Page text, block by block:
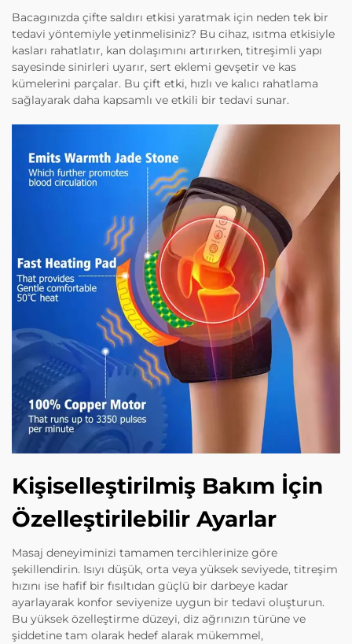
Bacagınızda çifte saldırı etkisi yaratmak için neden tek bir
tedavi yöntemiyle yetinmelisiniz? Bu cihaz, ısıtma etkisiyle
kasları rahatlatır, kan dolaşımını artırırken, titreşimli yapı
sayesinde sinirleri uyarır, sert eklemi gevşetir ve kas
kümelerini parçalar. Bu çift etki, hızlı ve kalıcı rahatlama
sağlayarak daha kapsamlı ve etkili bir tedavi sunar.
Kişiselleştirilmiş Bakım İçin
Özelleştirilebilir Ayarlar
Masaj deneyiminizi tamamen tercihlerinize göre
şekillendirin. Isıyı düşük, orta veya yüksek seviyede, titreşim
hızını ise hafif bir fısıltıdan güçlü bir darbeye kadar
ayarlayarak konfor seviyenize uygun bir tedavi oluşturun.
Bu yüksek özelleştirme düzeyi, diz ağrınızın türüne ve
şiddetine tam olarak hedef alarak mükemmel,